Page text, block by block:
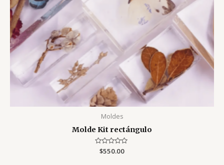
Moldes
Molde Kit rectángulo
Valorado
con
$550.00